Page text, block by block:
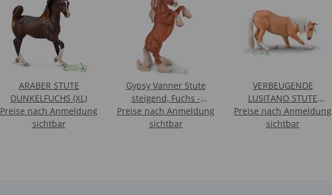
ARABER STUTE
DUNKELFUCHS (XL)
Preise nach Anmeldung
sichtbar
Gypsy Vanner Stute
steigend, Fuchs -
Deluxe Maßstab 1:12
Preise nach Anmeldung
sichtbar
VERBEUGENDE
LUSITANO STUTE
PALOMINO (XL)
Preise nach Anmeldung
sichtbar